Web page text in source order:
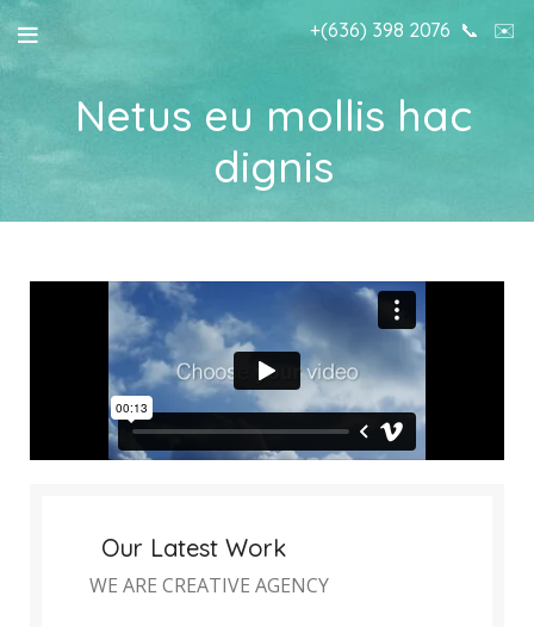
+(636) 398 2076 📞 ✉️
Netus eu mollis hac
dignis
Our Latest Work
WE ARE CREATIVE AGENCY